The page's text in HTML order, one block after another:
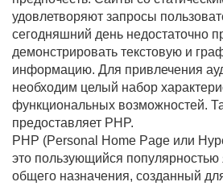
удовлетворяют запросы
сегодняшний день недостаточно
демонстрировать текстовую и
информацию. Для привлечения
необходим целый набор
функциональных возможностей.
предоставляет PHP.
PHP (Personal Home Page или
это пользующийся популярностью
общего назначения, созданный